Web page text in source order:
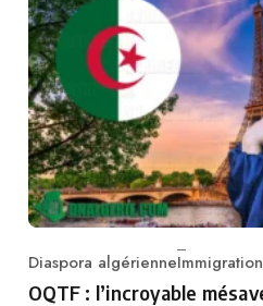
Category
Diaspora algérienneImmigration
OQTF : l’incroyable